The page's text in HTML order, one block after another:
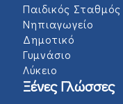
Παιδικός Σταθμός
Νηπιαγωγείο
Δημοτικό
Γυμνάσιο
Λύκειο
Ξένες Γλώσσες